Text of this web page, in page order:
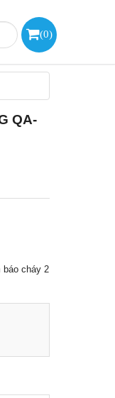
(0)
QA-
báo cháy 2